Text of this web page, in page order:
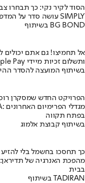
הסוד לקיר נקי: כך תבחרו
מומחה BG BOND עושה סדר על המדפים ומציג את מותג הצבע SIMPLY
בשיתוף BG BOND
אל תחמיצו! גם אתם יכולים
יחסי הימור משופרים, הפקדות ב-Apple Pay ותשלום זכיות מיידי
בשיתוף המועצה להסדר
הפרויקט החדש שמסקרן
בפתח תקווה
בשיתוף קבוצת אלמוג
כך תחסכו בחשמל בלי להזיע
מהפכת האנרגיה של
בבית
בשיתוף TADIRAN